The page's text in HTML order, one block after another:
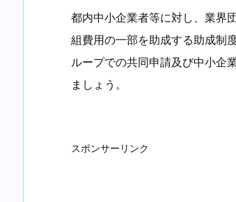
都内中小企業者等に対し、業界
組費用の一部を助成する助成制
ループでの共同申請及び中小企
ましょう。
スポンサーリンク